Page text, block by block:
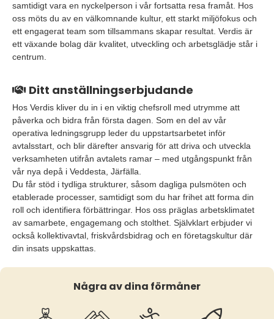
samtidigt vara en nyckelperson i vår fortsatta resa framåt. Hos
oss möts du av en välkomnande kultur, ett starkt miljöfokus och
ett engagerat team som tillsammans skapar resultat. Verdis är
ett växande bolag där kvalitet, utveckling och arbetsglädje står i
centrum.
Ditt anställningserbjudande
Hos Verdis kliver du in i en viktig chefsroll med utrymme att
påverka och bidra från första dagen. Som en del av vår
operativa ledningsgrupp leder du uppstartsarbetet inför
avtalsstart, och blir därefter ansvarig för att driva och utveckla
verksamheten utifrån avtalets ramar – med utgångspunkt från
vår nya depå i Veddesta, Järfälla.
Du får stöd i tydliga strukturer, såsom dagliga pulsmöten och
etablerade processer, samtidigt som du har frihet att forma din
roll och identifiera förbättringar. Hos oss präglas arbetsklimatet
av samarbete, engagemang och stolthet. Självklart erbjuder vi
också kollektivavtal, friskvårdsbidrag och en företagskultur där
din insats uppskattas.
Några av dina förmåner